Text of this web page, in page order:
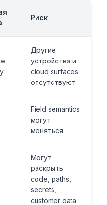
Риск
Другие
устройства и
cloud surfaces
отсутствуют
Field semantics
могут
меняться
Могут
раскрыть
code, paths,
secrets,
customer data